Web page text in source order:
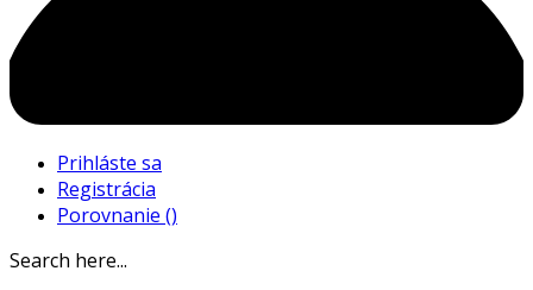
Prihláste sa
Registrácia
Porovnanie ()
Search here...